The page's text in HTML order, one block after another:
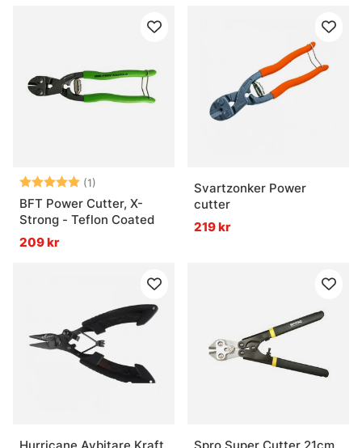
Betyg: (1)
5.0 utav 5 stjärnor
BFT Power Cutter, X-
Strong - Teflon Coated
209 kr
Svartzonker Power
cutter
219 kr